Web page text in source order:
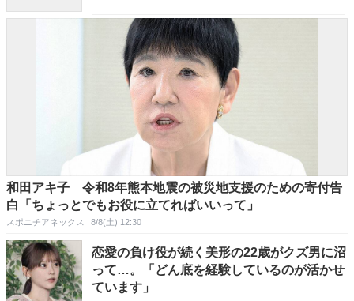
和田アキ子 令和8年熊本地震の被災地支援のための寄付告
白「ちょっとでもお役に立てればいいって」
スポニチアネックス 8/8(土) 12:30
恋愛の負け役が続く美形の22歳がクズ男に沼
って…。「どん底を経験しているのが活かせ
ています」